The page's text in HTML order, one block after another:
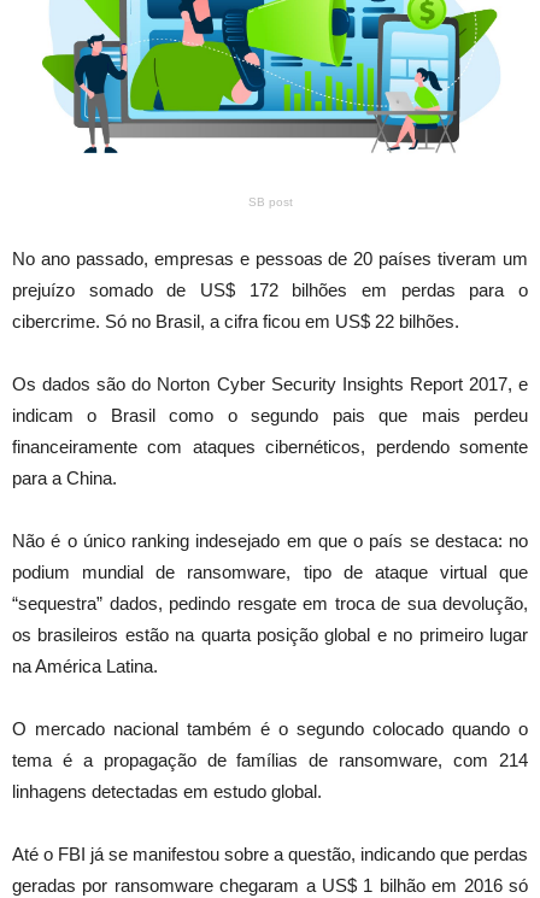
SB post
No ano passado, empresas e pessoas de 20 países tiveram um
prejuízo somado de US$ 172 bilhões em perdas para o
cibercrime. Só no Brasil, a cifra ficou em US$ 22 bilhões.
Os dados são do Norton Cyber Security Insights Report 2017, e
indicam o Brasil como o segundo pais que mais perdeu
financeiramente com ataques cibernéticos, perdendo somente
para a China.
Não é o único ranking indesejado em que o país se destaca: no
podium mundial de ransomware, tipo de ataque virtual que
“sequestra” dados, pedindo resgate em troca de sua devolução,
os brasileiros estão na quarta posição global e no primeiro lugar
na América Latina.
O mercado nacional também é o segundo colocado quando o
tema é a propagação de famílias de ransomware, com 214
linhagens detectadas em estudo global.
Até o FBI já se manifestou sobre a questão, indicando que perdas
geradas por ransomware chegaram a US$ 1 bilhão em 2016 só